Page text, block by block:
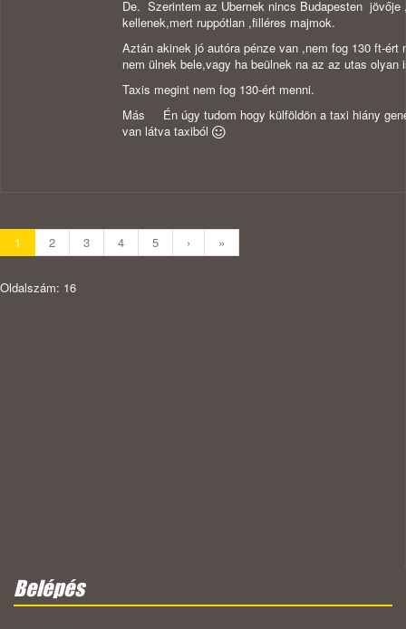
De. Szerintem az Ubernek nincs Budapesten
kellenek,mert ruppótlan ,filléres majmok.
Aztán akinek jó autóra pénze van ,nem fog 130 ft-
nem ülnek bele,vagy ha beülnek na az az utas olyan
Taxis megint nem fog 130-ért menni.
Más Én úgy tudom hogy külföldön a taxi hiány
van látva taxiból
1 2 3 4 5 › »
Oldalszám: 16
Belépés